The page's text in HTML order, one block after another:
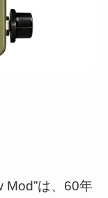
Mod”は、60年